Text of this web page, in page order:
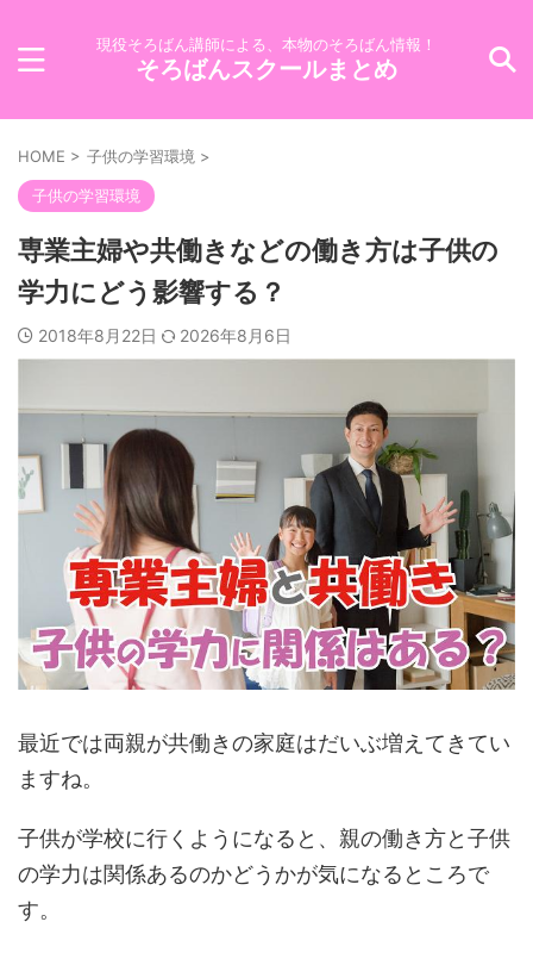
現役そろばん講師による、本物のそろばん情報！
そろばんスクールまとめ
HOME > 子供の学習環境 >
子供の学習環境
専業主婦や共働きなどの働き方は子供の
学力にどう影響する？
2018年8月22日 2026年8月6日
最近では両親が共働きの家庭はだいぶ増えてきてい
ますね。
子供が学校に行くようになると、親の働き方と子供
の学力は関係あるのかどうかが気になるところで
す。